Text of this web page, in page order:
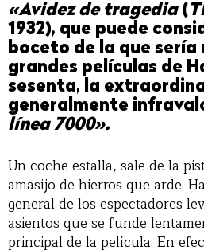
«Avidez de tragedia(
1932), que puede
boceto de la que sería
grandes películas de
sesenta, la
generalmente
línea 7000».
Un coche estalla, sale de la
amasijo de hierros que arde.
general de los espectadores
asientos que se funde
principal de la película. En